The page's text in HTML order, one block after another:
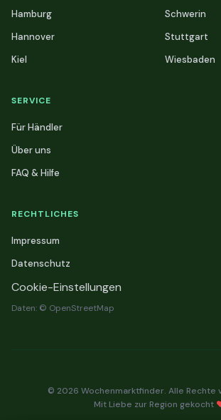
Hamburg
Hannover
Kiel
Schwerin
Stuttgart
Wiesbaden
SERVICE
Für Händler
Über uns
FAQ & Hilfe
RECHTLICHES
Impressum
Datenschutz
Cookie-Einstellungen
Daten: © OpenStreetMap
© 2026 Wochenmarktfinder. Alle Rechte
Mit Liebe zur Region gekocht